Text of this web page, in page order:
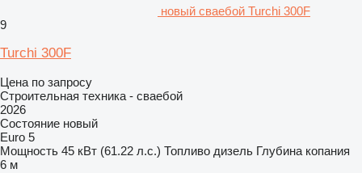
новый сваебой Turchi 300F
9
Turchi 300F
Цена по запросу
Строительная техника - сваебой
2026
Состояние новый
Euro 5
Мощность 45 кВт (61.22 л.с.) Топливо дизель Глубина копания
6 м